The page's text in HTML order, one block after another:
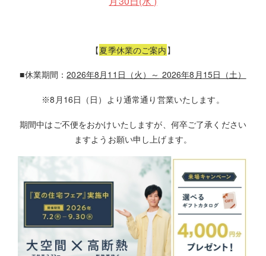
【夏季休業のご案内 】
■休業期間：2026年8月 11 日（火）～ 2026年8 月 15日（土）
※8 月 16日（日）より通常通り営業いたします。
期間中はご不便をおかけいたしますが、何卒ご了承ください
ますようお願い申し上げます。